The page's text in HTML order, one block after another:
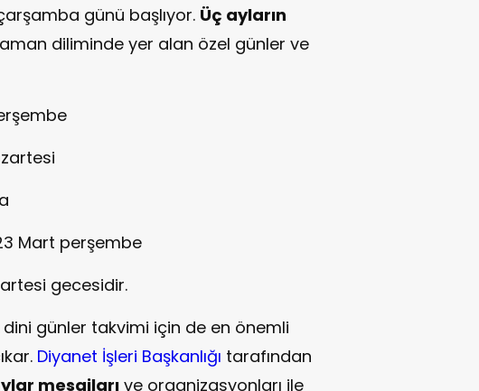
günü başlıyor. Üç ayların
diliminde yer alan özel günler ve
Mart perşembe
gecesidir.
günler takvimi için de en önemli
Diyanet İşleri Başkanlığı tarafından
mesajları ve organizasyonları ile